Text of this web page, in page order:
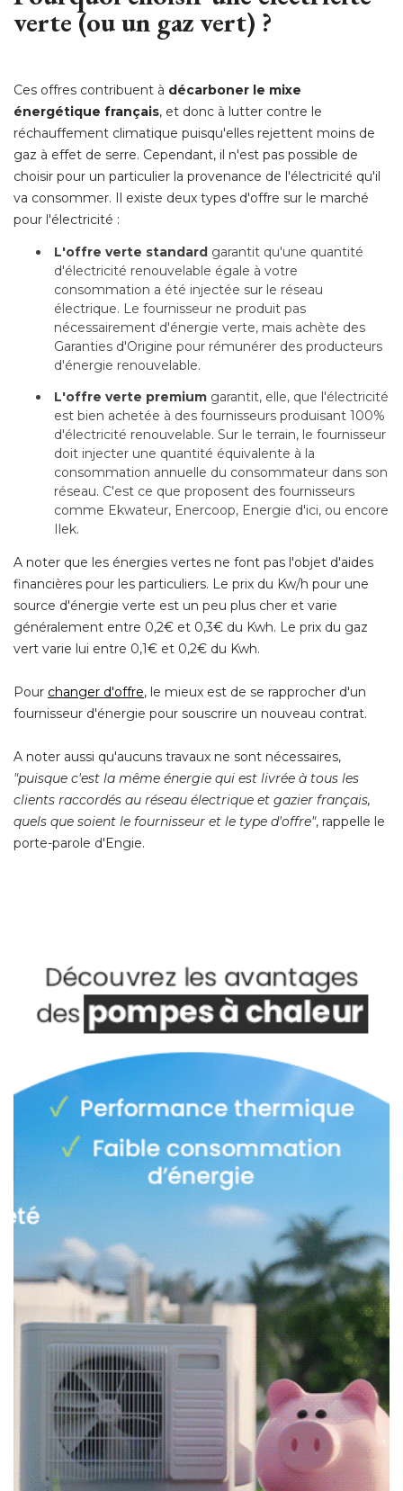
verte (ou un gaz vert) ?
Ces offres contribuent à décarboner le mixe
énergétique français, et donc à lutter contre le
réchauffement climatique puisqu'elles rejettent moins de
gaz à effet de serre. Cependant, il n'est pas possible de
choisir pour un particulier la provenance de l'électricité qu'il
va consommer. Il existe deux types d'offre sur le marché
pour l'électricité :
L'offre verte standard garantit qu'une quantité
d'électricité renouvelable égale à votre
consommation a été injectée sur le réseau
électrique. Le fournisseur ne produit pas
nécessairement d'énergie verte, mais achète des
Garanties d'Origine pour rémunérer des producteurs
d'énergie renouvelable.
L'offre verte premium garantit, elle, que l'électricité
est bien achetée à des fournisseurs produisant 100%
d'électricité renouvelable. Sur le terrain, le fournisseur
doit injecter une quantité équivalente à la
consommation annuelle du consommateur dans son
réseau. C'est ce que proposent des fournisseurs
comme Ekwateur, Enercoop, Energie d'ici, ou encore
Ilek.
A noter que les énergies vertes ne font pas l'objet d'aides
financières pour les particuliers. Le prix du Kw/h pour une
source d'énergie verte est un peu plus cher et varie
généralement entre 0,2€ et 0,3€ du Kwh. Le prix du gaz
vert varie lui entre 0,1€ et 0,2€ du Kwh.
Pour changer d'offre, le mieux est de se rapprocher d'un
fournisseur d'énergie pour souscrire un nouveau contrat.
A noter aussi qu'aucuns travaux ne sont nécessaires,
"puisque c'est la même énergie qui est livrée à tous les
clients raccordés au réseau électrique et gazier français,
quels que soient le fournisseur et le type d'offre", rappelle le
porte-parole d'Engie.